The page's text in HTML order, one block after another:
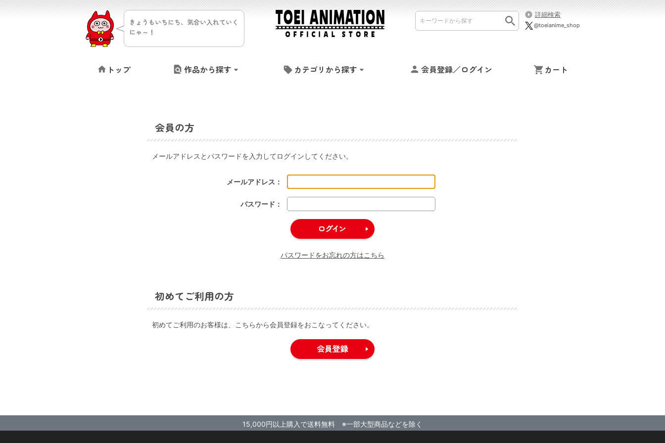
きょうもいちにち、気合い入れていく
にゃ～！
詳細検索
@toeianime_shop
トップ 作品から探す カテゴリから探す 会員登録／ログイン カート
会員の方
メールアドレスとパスワードを入力してログインしてください。
メールアドレス：
パスワード：
パスワードをお忘れの方はこちら
初めてご利用の方
初めてご利用のお客様は、こちらから会員登録をおこなってください。
15,000円以上購入で送料無料 ※一部大型商品などを除く